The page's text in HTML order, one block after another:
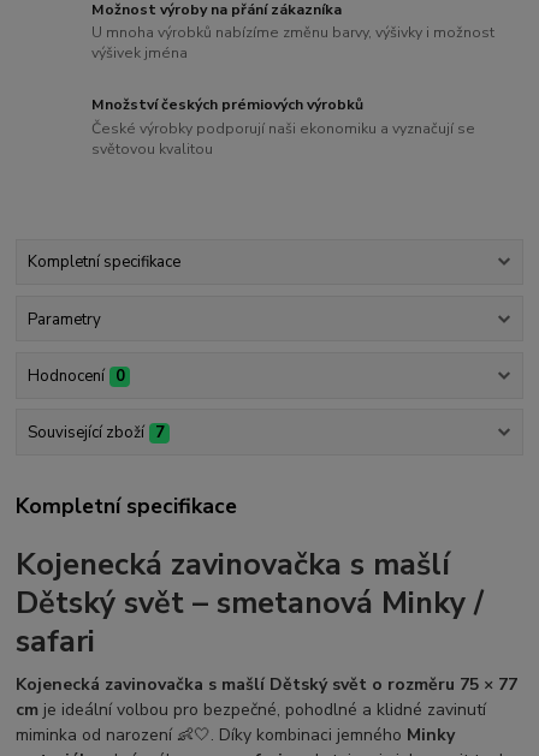
Možnost výroby na přání zákazníka
U mnoha výrobků nabízíme změnu barvy, výšivky i možnost
výšivek jména
Množství českých prémiových výrobků
České výrobky podporují naši ekonomiku a vyznačují se
světovou kvalitou
Kompletní specifikace
Parametry
Hodnocení 0
Související zboží 7
Kompletní specifikace
Kojenecká zavinovačka s mašlí
Dětský svět – smetanová Minky /
safari
Kojenecká zavinovačka s mašlí Dětský svět o rozměru 75 × 77
cm je ideální volbou pro bezpečné, pohodlné a klidné zavinutí
miminka od narození 👶🤍. Díky kombinaci jemného Minky